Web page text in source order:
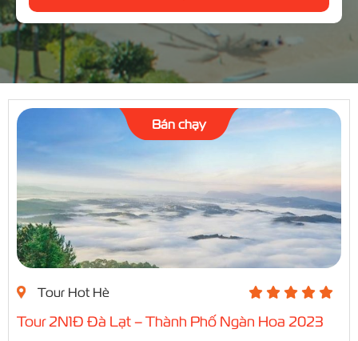
Bán chạy
Tour Hot Hè
Tour 2N1Đ Đà Lạt – Thành Phố Ngàn Hoa 2023